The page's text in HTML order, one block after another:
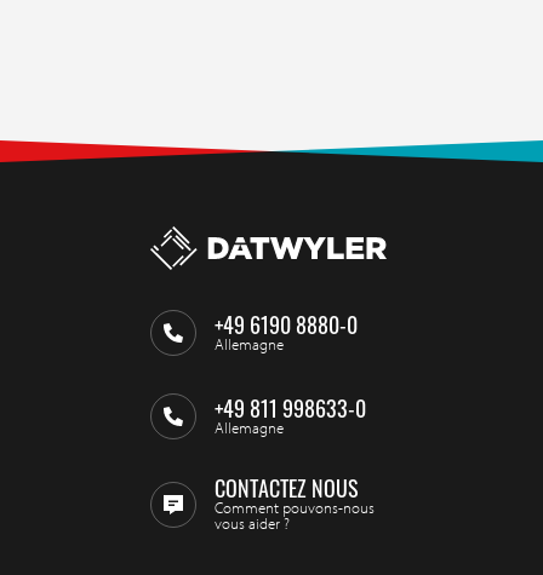
+49 6190 8880-0
Allemagne
+49 811 998633-0
Allemagne
CONTACTEZ NOUS
Comment pouvons-nous
vous aider ?